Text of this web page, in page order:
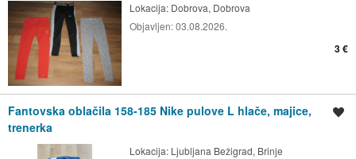
Lokacija: Dobrova, Dobrova
Objavljen:03.08.2026.
3 €
Fantovska oblačila 158-185 Nike pulove L hlače, majice,
trenerka
Lokacija: Ljubljana Bežigrad, Brinje